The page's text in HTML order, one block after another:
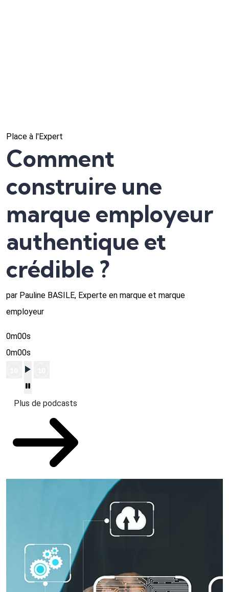
Place à l'Expert
Comment
construire une
marque employeur
authentique et
crédible ?
par Pauline BASILE, Experte en marque et marque
employeur
0m00s
0m00s
Plus de podcasts